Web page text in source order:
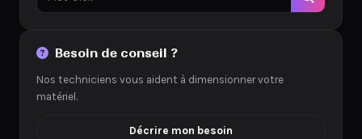
Besoin de conseil ?
Nos techniciens vous aident à dimensionner votre
matériel.
Décrire mon besoin